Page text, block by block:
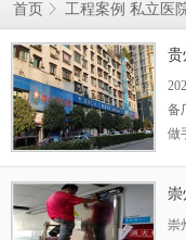
首页 工程案例 私立医
贵
工
备
做
包
崇
崇